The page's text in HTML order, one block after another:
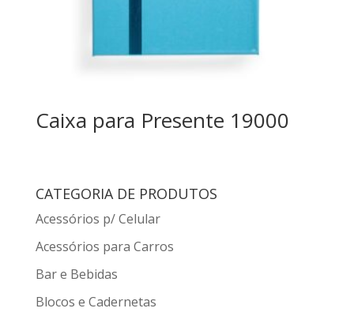
Caixa para Presente 19000
CATEGORIA DE PRODUTOS
Acessórios p/ Celular
Acessórios para Carros
Bar e Bebidas
Blocos e Cadernetas